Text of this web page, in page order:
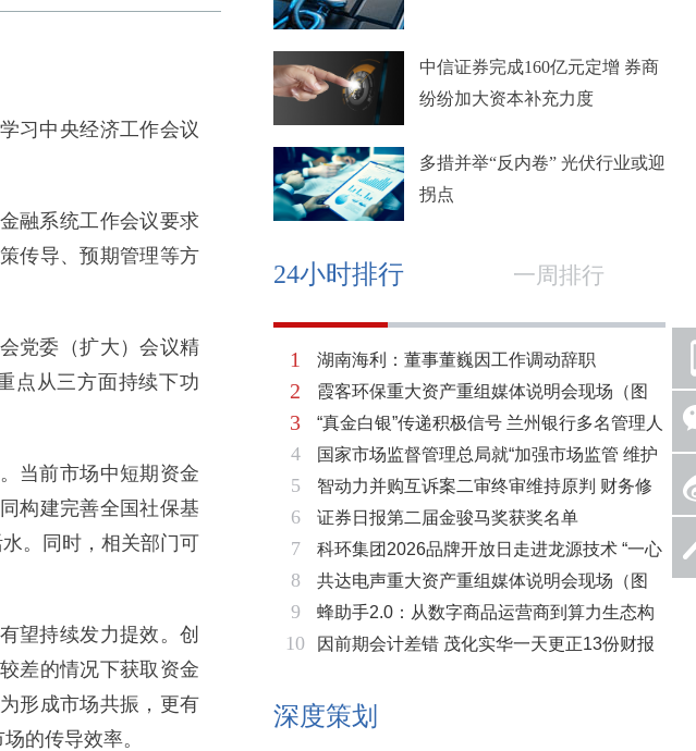
习中央经济工作会议
融系统工作会议要求
传导、预期管理等方
党委（扩大）会议精
点从三方面持续下功
当前市场中短期资金
构建完善全国社保基
。同时，相关部门可
望持续发力提效。创
差的情况下获取资金
形成市场共振，更有
的传导效率。
中信证券完成160亿元定增 券商
纷纷加大资本补充力度
多措并举“反内卷” 光伏行业或迎
拐点
24小时排行 一周排行
1
2
3
4
5
6
7
8
9
10
湖南海利：董事董巍因工作调动辞职
霞客环保重大资产重组媒体说明会现场（图
片）
“真金白银”传递积极信号 兰州银行多名管理人
员拟增持公司股份不低于600万元
国家市场监督管理总局就“加强市场监管 维护
市场秩序”答记者问
智动力并购互诉案二审终审维持原判 财务修
复与估值空间同步打开
证券日报第二届金骏马奖获奖名单
科环集团2026品牌开放日走进龙源技术 “一心
两脉”赋能火电绿色低碳转型
共达电声重大资产重组媒体说明会现场（图
片）
蜂助手2.0：从数字商品运营商到算力生态构
建者的跃迁
因前期会计差错 茂化实华一天更正13份财报
深度策划